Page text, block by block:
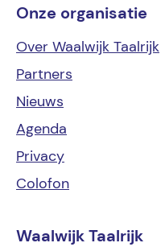
Onze organisatie
Over Waalwijk Taalrijk
Partners
Nieuws
Agenda
Privacy
Colofon
Waalwijk Taalrijk